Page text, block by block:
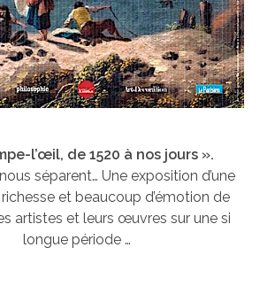
l’œil, de 1520 à nos jours ».
séparent… Une exposition d’une
et beaucoup d’émotion de
artistes et leurs œuvres sur une si
longue période …